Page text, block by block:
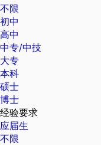
不限
初中
高中
中专/中技
大专
本科
硕士
博士
经验要求
应届生
不限